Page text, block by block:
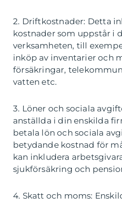
2. Driftkostnader: Detta
kostnader som uppstår i
verksamheten, till
inköp av inventarier och
försäkringar,
vatten etc.
3. Löner och sociala
anställda i din enskilda
betala lön och sociala
betydande kostnad för
kan inkludera
sjukförsäkring och
4. Skatt och moms: